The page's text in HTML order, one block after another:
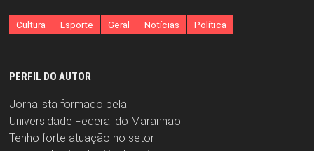
Cultura Esporte Geral Notícias Política
PERFIL DO AUTOR
Jornalista formado pela
Universidade Federal do Maranhão.
Tenho forte atuação no setor